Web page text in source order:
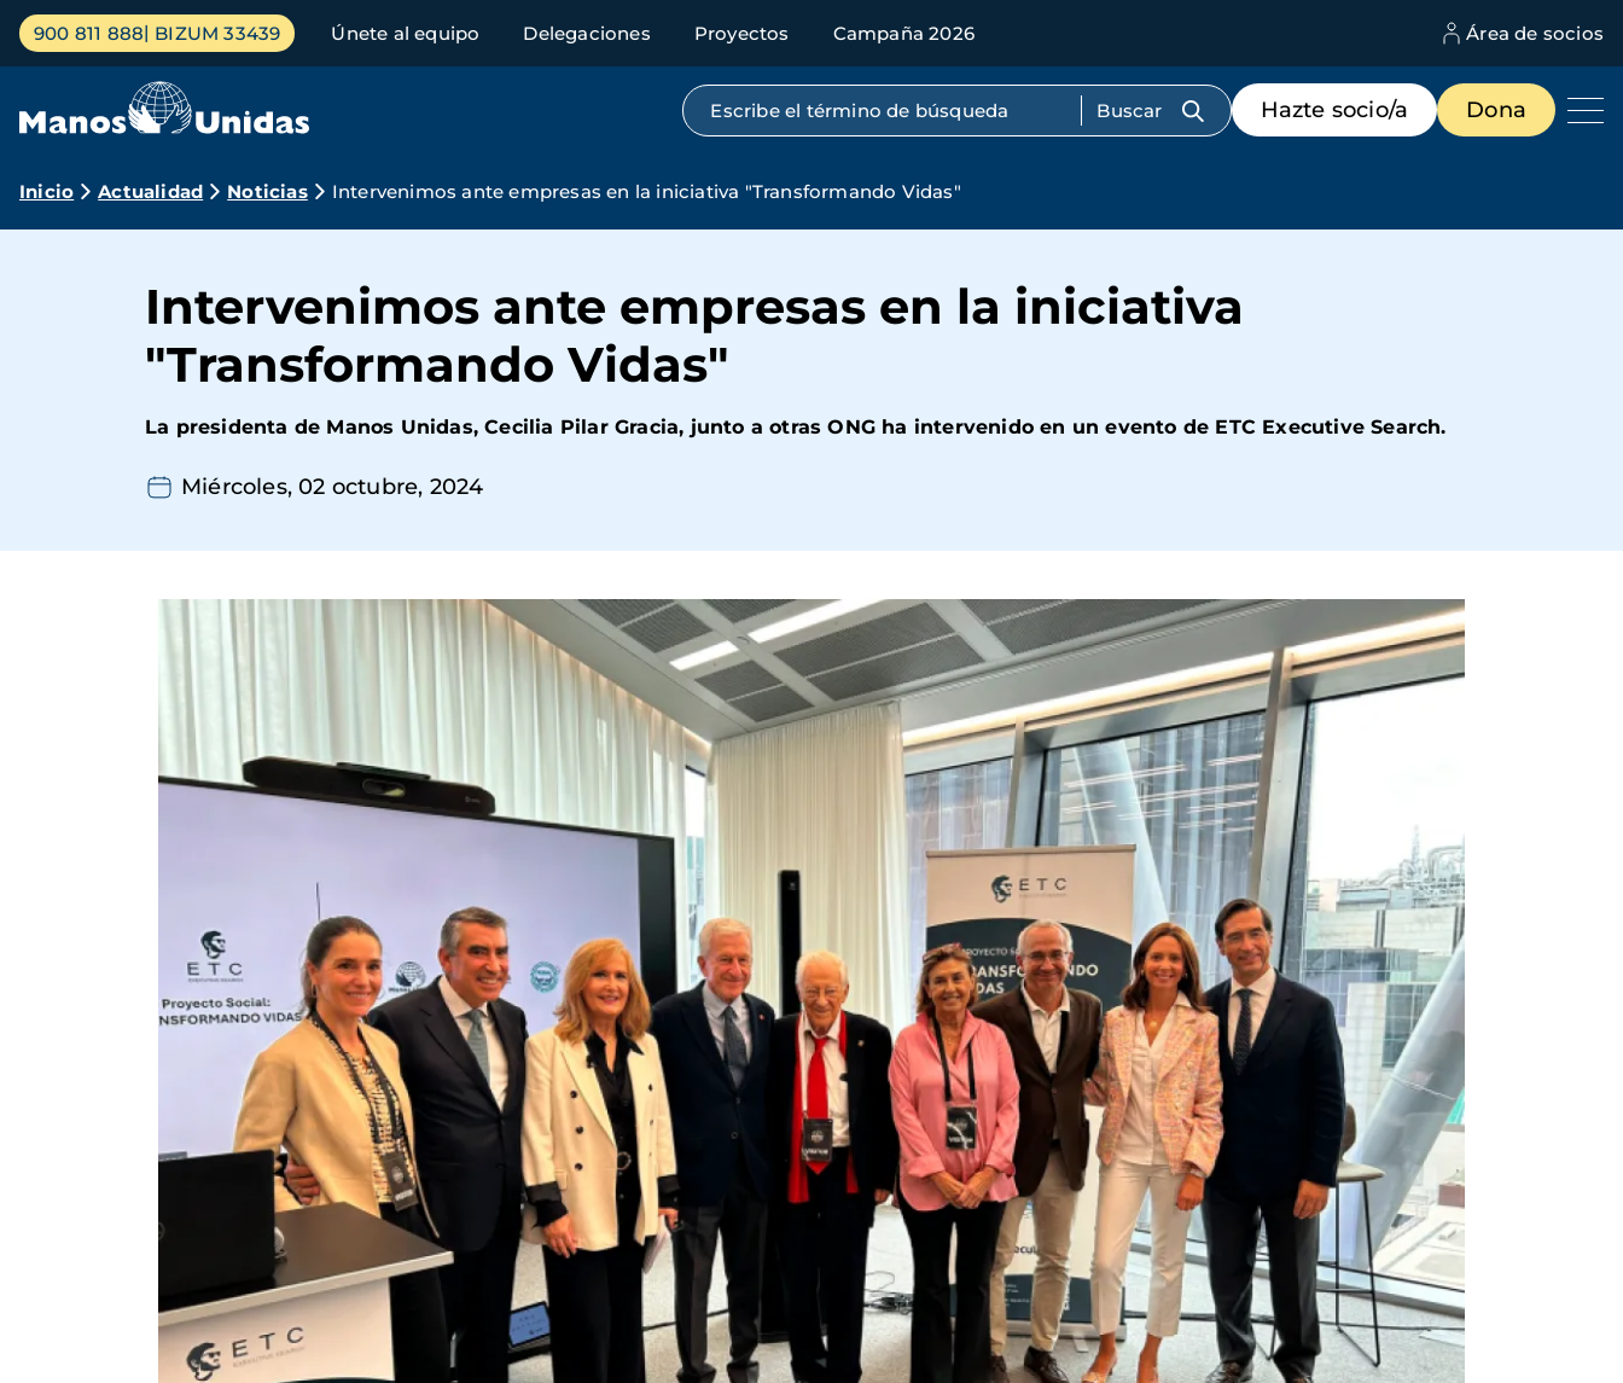
Pasar
contenido
Menú
principal
900 811 888 BIZUM 33439 Únete al equipo Delegaciones Proyectos Campaña 2026 Área de socios
Búsqueda por texto completo
Menú
de
destacados
Hazte socio/a Dona
Ruta
navegación
Inicio Actualidad Noticias Intervenimos ante empresas en la iniciativa "Transformando Vidas"
Intervenimos ante empresas en la iniciativa
"Transformando Vidas"
La presidenta de Manos Unidas, Cecilia Pilar Gracia, junto a otras ONG ha intervenido en un evento de ETC Executive Search.
Miércoles, 02 octubre, 2024